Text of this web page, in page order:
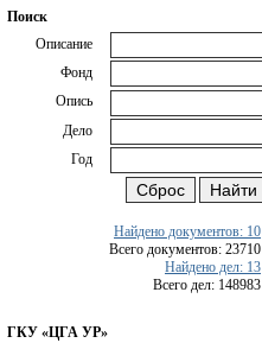
Поиск
Описание
Фонд
Опись
Дело
Год
Найдено документов: 10
Всего документов: 23710
Найдено дел: 13
Всего дел: 148983
ГКУ «ЦГА УР»